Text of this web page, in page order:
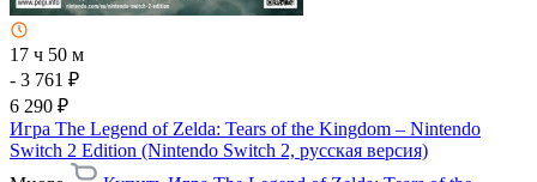
17 ч 50 м
- 3 761 ₽
6 290 ₽
Игра The Legend of Zelda: Tears of the Kingdom – Nintendo
Switch 2 Edition (Nintendo Switch 2, русская версия)